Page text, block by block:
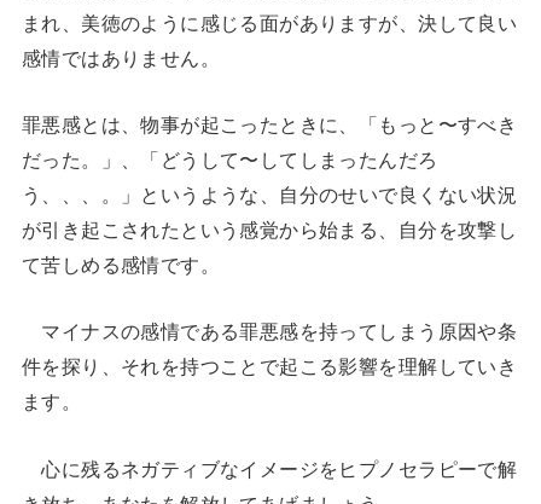
まれ、美徳のように感じる面がありますが、決して良い
感情ではありません。
罪悪感とは、物事が起こったときに、「もっと〜すべき
だった。」、「どうして〜してしまったんだろ
う、、、。」というような、自分のせいで良くない状況
が引き起こされたという感覚から始まる、自分を攻撃し
て苦しめる感情です。
マイナスの感情である罪悪感を持ってしまう原因や条
件を探り、それを持つことで起こる影響を理解していき
ます。
心に残るネガティブなイメージをヒプノセラピーで解